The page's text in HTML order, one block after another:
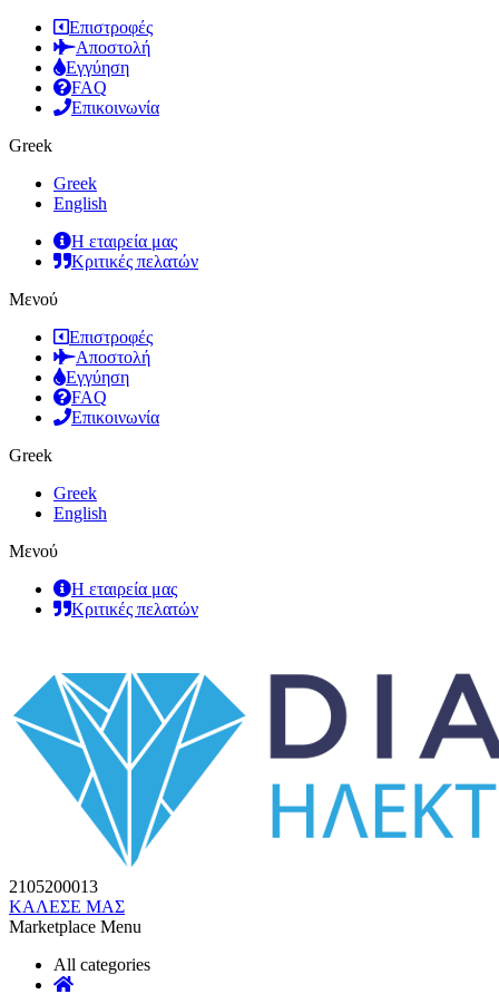
Επιστροφές
Αποστολή
Εγγύηση
FAQ
Επικοινωνία
Greek
Greek
English
Η εταιρεία μας
Κριτικές πελατών
Μενού
Επιστροφές
Αποστολή
Εγγύηση
FAQ
Επικοινωνία
Greek
Greek
English
Μενού
Η εταιρεία μας
Κριτικές πελατών
2105200013
ΚΑΛΕΣΕ ΜΑΣ
Marketplace Menu
All categories